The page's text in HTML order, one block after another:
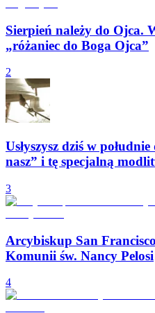
Sierpień należy do Ojca.
„różaniec do Boga Ojca”
2
Usłyszysz dziś w
nasz” i tę specjalną
3
Arcybiskup San
Komunii św. Nancy Pelosi
4